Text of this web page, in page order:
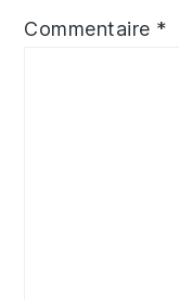
Commentaire *